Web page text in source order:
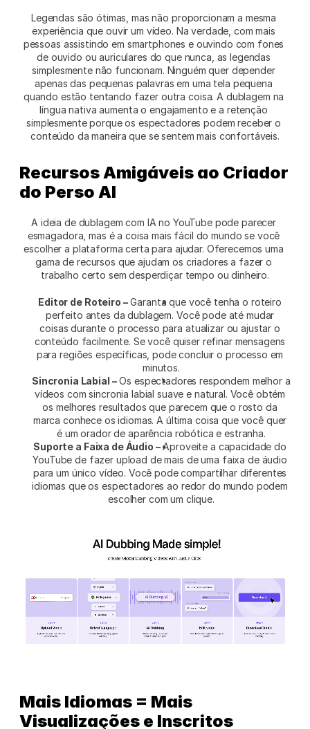
Legendas são ótimas, mas não proporcionam a mesma
experiência que ouvir um vídeo. Na verdade, com mais
pessoas assistindo em smartphones e ouvindo com fones
de ouvido ou auriculares do que nunca, as legendas
simplesmente não funcionam. Ninguém quer depender
apenas das pequenas palavras em uma tela pequena
quando estão tentando fazer outra coisa. A dublagem na
língua nativa aumenta o engajamento e a retenção
simplesmente porque os espectadores podem receber o
conteúdo da maneira que se sentem mais confortáveis.
Recursos Amigáveis ao Criador
do Perso AI
A ideia de dublagem com IA no YouTube pode parecer
esmagadora, mas é a coisa mais fácil do mundo se você
escolher a plataforma certa para ajudar. Oferecemos uma
gama de recursos que ajudam os criadores a fazer o
trabalho certo sem desperdiçar tempo ou dinheiro.
Editor de Roteiro – Garanta que você tenha o roteiro
perfeito antes da dublagem. Você pode até mudar
coisas durante o processo para atualizar ou ajustar o
conteúdo facilmente. Se você quiser refinar mensagens
para regiões específicas, pode concluir o processo em
minutos.
Sincronia Labial – Os espectadores respondem melhor a
vídeos com sincronia labial suave e natural. Você obtém
os melhores resultados que parecem que o rosto da
marca conhece os idiomas. A última coisa que você quer
é um orador de aparência robótica e estranha.
Suporte a Faixa de Áudio – Aproveite a capacidade do
YouTube de fazer upload de mais de uma faixa de áudio
para um único vídeo. Você pode compartilhar diferentes
idiomas que os espectadores ao redor do mundo podem
escolher com um clique.
Mais Idiomas = Mais
Visualizações e Inscritos